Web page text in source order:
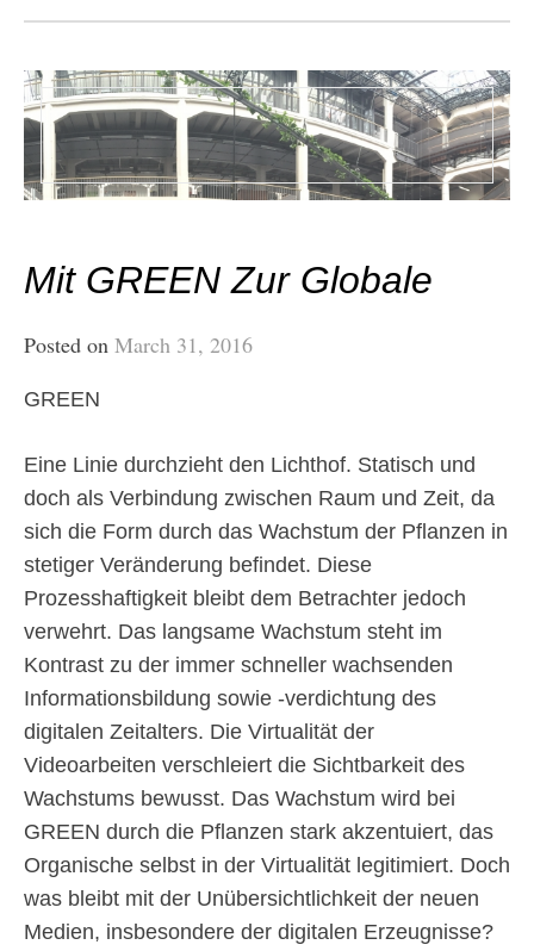
Mit GREEN Zur Globale
Posted on March 31, 2016
GREEN
Eine Linie durchzieht den Lichthof. Statisch und
doch als Verbindung zwischen Raum und Zeit, da
sich die Form durch das Wachstum der Pflanzen in
stetiger Veränderung befindet. Diese
Prozesshaftigkeit bleibt dem Betrachter jedoch
verwehrt. Das langsame Wachstum steht im
Kontrast zu der immer schneller wachsenden
Informationsbildung sowie -verdichtung des
digitalen Zeitalters. Die Virtualität der
Videoarbeiten verschleiert die Sichtbarkeit des
Wachstums bewusst. Das Wachstum wird bei
GREEN durch die Pflanzen stark akzentuiert, das
Organische selbst in der Virtualität legitimiert. Doch
was bleibt mit der Unübersichtlichkeit der neuen
Medien, insbesondere der digitalen Erzeugnisse?